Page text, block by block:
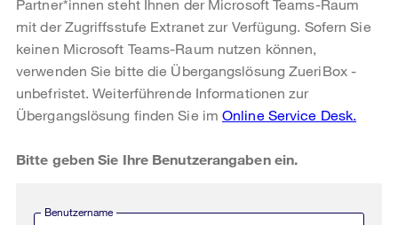
Partner*innen steht Ihnen der Microsoft Teams-Raum
mit der Zugriffsstufe Extranet zur Verfügung. Sofern Sie
keinen Microsoft Teams-Raum nutzen können,
verwenden Sie bitte die Übergangslösung ZueriBox -
unbefristet. Weiterführende Informationen zur
Übergangslösung finden Sie imOnline Service Desk.
Bitte geben Sie Ihre Benutzerangaben ein.
Benutzername